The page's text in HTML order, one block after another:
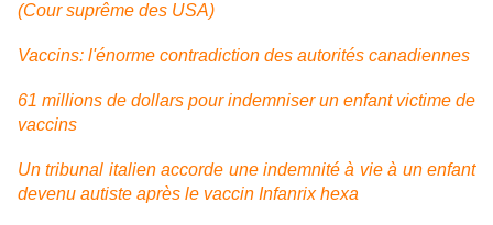
(Cour suprême des USA)
Vaccins: l'énorme contradiction des autorités canadiennes
61 millions de dollars pour indemniser un enfant victime de
vaccins
Un tribunal italien accorde une indemnité à vie à un enfant
devenu autiste après le vaccin Infanrix hexa